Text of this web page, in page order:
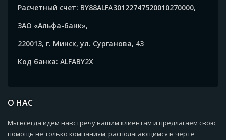
Расчетный счет: BY88ALFA30122747520010270000,
ЗАО «Альфа-банк»,
220013, г. Минск, ул. Сурганова, 43
Код банка: ALFABY2X
О НАС
Мы всегда идем навстречу нашим клиентам и предлагаем свою
помощь не только компаниям, располагающимся в черте